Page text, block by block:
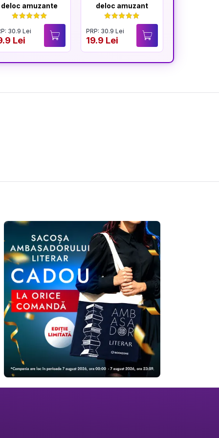
deloc amuzante
30.9 Lei
Lei
deloc amuzant
PRP: 30.9 Lei
19.9 Lei